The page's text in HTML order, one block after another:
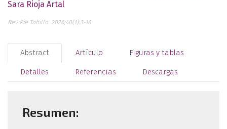
Sara Rioja Artal
Rev Pie Tobillo. 2026;40(1):3-16
Abstract Artículo Figuras y tablas
Detalles Referencias Descargas
Resumen: